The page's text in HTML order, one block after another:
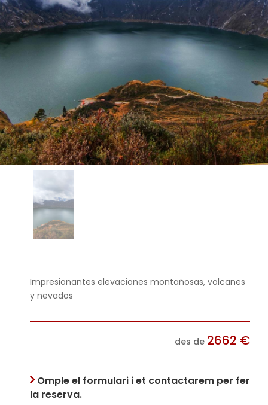
Impresionantes elevaciones montañosas, volcanes
y nevados
des de 2662 €
Omple el formulari i et contactarem per fer
la reserva.